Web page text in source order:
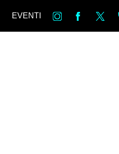
EVENTI in